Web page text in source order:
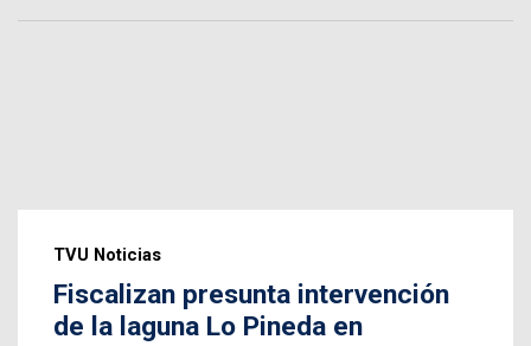
TVU Noticias
Fiscalizan presunta intervención
de la laguna Lo Pineda en